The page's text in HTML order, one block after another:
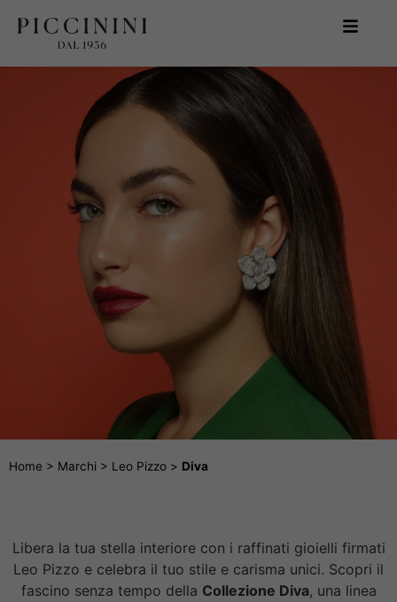
Home > Marchi > Leo Pizzo > Diva
Libera la tua stella interiore con i raffinati gioielli firmati
Leo Pizzo e celebra il tuo stile e carisma unici. Scopri il
fascino senza tempo della Collezione Diva, una linea